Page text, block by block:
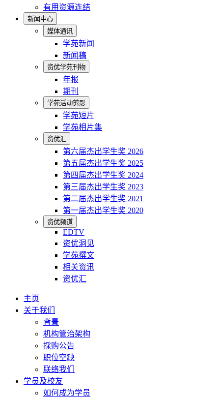
有用资源连结
新闻中心
媒体通讯
学苑新闻
新闻稿
资优学苑刊物
年报
期刊
学苑活动剪影
学苑短片
学苑相片集
资优汇
第六届杰出学生奖 2026
第五届杰出学生奖 2025
第四届杰出学生奖 2024
第三届杰出学生奖 2023
第二届杰出学生奖 2021
第一届杰出学生奖 2020
资优频道
EDTV
资优洞见
学苑撰文
相关资讯
资优汇
主页
关于我们
背景
机构管治架构
採购公告
职位空缺
联络我们
学员及校友
如何成为学员